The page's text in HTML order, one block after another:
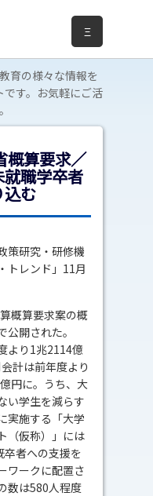
Ξ
育の様々な情報を
です。お気軽にご活
概算要求／
職学卒者
込む
策研究・研修機
トレンド」11月
概算要求案の概
開された。
より1兆2114億
計は前年度より
円に。うち、大
い学生を減らす
実施する「大学
（仮称）」には
卒者への支援を
ワークに配置さ
数は580人程度